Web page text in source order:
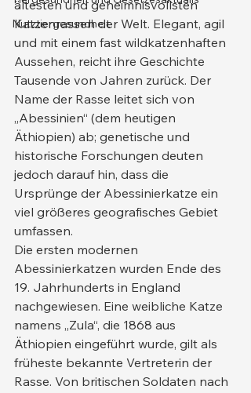
Nutztiergesundheit
ältesten und geheimnisvollsten
Katzenrassen der Welt. Elegant, agil
und mit einem fast wildkatzenhaften
Aussehen, reicht ihre Geschichte
Tausende von Jahren zurück. Der
Name der Rasse leitet sich von
„Abessinien“ (dem heutigen
Äthiopien) ab; genetische und
historische Forschungen deuten
jedoch darauf hin, dass die
Ursprünge der Abessinierkatze ein
viel größeres geografisches Gebiet
umfassen.
Die ersten modernen
Abessinierkatzen wurden Ende des
19. Jahrhunderts in England
nachgewiesen. Eine weibliche Katze
namens „Zula“, die 1868 aus
Äthiopien eingeführt wurde, gilt als
früheste bekannte Vertreterin der
Rasse. Von britischen Soldaten nach